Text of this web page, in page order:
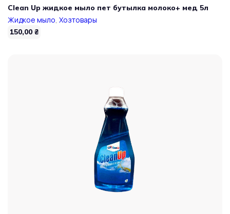
Clean Up жидкое мыло пет бутылка молоко+ мед 5л
Жидкое мыло, Хозтовары
150,00₴